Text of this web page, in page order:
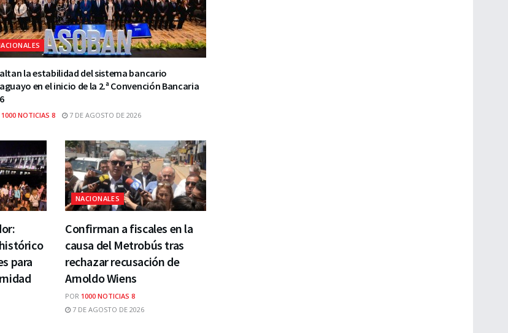
la estabilidad del sistema bancario
en el inicio de la 2.ª Convención Bancaria
1000 NOTICIAS 8 7 DE AGOSTO DE 2026
para
NACIONALES
Confirman a fiscales en la
causa del Metrobús tras
rechazar recusación de
Arnoldo Wiens
POR 1000 NOTICIAS 8
7 DE AGOSTO DE 2026